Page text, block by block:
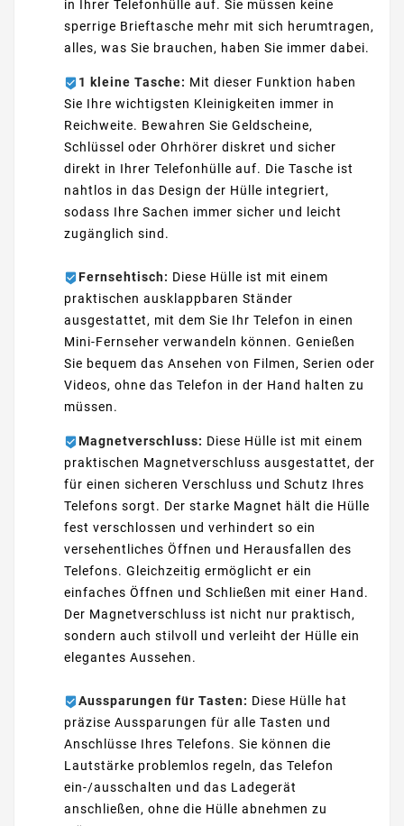
in Ihrer Telefonhülle auf. Sie müssen keine
sperrige Brieftasche mehr mit sich herumtragen,
alles, was Sie brauchen, haben Sie immer dabei.
1 kleine Tasche: Mit dieser Funktion haben
Sie Ihre wichtigsten Kleinigkeiten immer in
Reichweite. Bewahren Sie Geldscheine,
Schlüssel oder Ohrhörer diskret und sicher
direkt in Ihrer Telefonhülle auf. Die Tasche ist
nahtlos in das Design der Hülle integriert,
sodass Ihre Sachen immer sicher und leicht
zugänglich sind.
Fernsehtisch: Diese Hülle ist mit einem
praktischen ausklappbaren Ständer
ausgestattet, mit dem Sie Ihr Telefon in einen
Mini-Fernseher verwandeln können. Genießen
Sie bequem das Ansehen von Filmen, Serien oder
Videos, ohne das Telefon in der Hand halten zu
müssen.
Magnetverschluss: Diese Hülle ist mit einem
praktischen Magnetverschluss ausgestattet, der
für einen sicheren Verschluss und Schutz Ihres
Telefons sorgt. Der starke Magnet hält die Hülle
fest verschlossen und verhindert so ein
versehentliches Öffnen und Herausfallen des
Telefons. Gleichzeitig ermöglicht er ein
einfaches Öffnen und Schließen mit einer Hand.
Der Magnetverschluss ist nicht nur praktisch,
sondern auch stilvoll und verleiht der Hülle ein
elegantes Aussehen.
Aussparungen für Tasten: Diese Hülle hat
präzise Aussparungen für alle Tasten und
Anschlüsse Ihres Telefons. Sie können die
Lautstärke problemlos regeln, das Telefon
ein-/ausschalten und das Ladegerät
anschließen, ohne die Hülle abnehmen zu